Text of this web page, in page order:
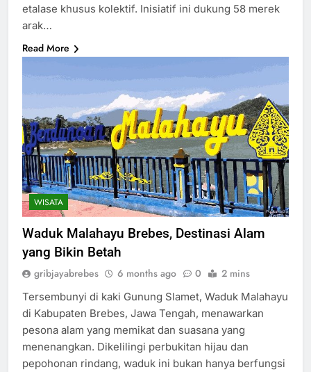
etalase khusus kolektif.​ Inisiatif ini dukung 58 merek
arak…
Read More
WISATA
Waduk Malahayu Brebes, Destinasi Alam
yang Bikin Betah
gribjayabrebes 6 months ago 0 2 mins
Tersembunyi di kaki Gunung Slamet, Waduk Malahayu
di Kabupaten Brebes, Jawa Tengah, menawarkan
pesona alam yang memikat dan suasana yang
menenangkan. Dikelilingi perbukitan hijau dan
pepohonan rindang, waduk ini bukan hanya berfungsi